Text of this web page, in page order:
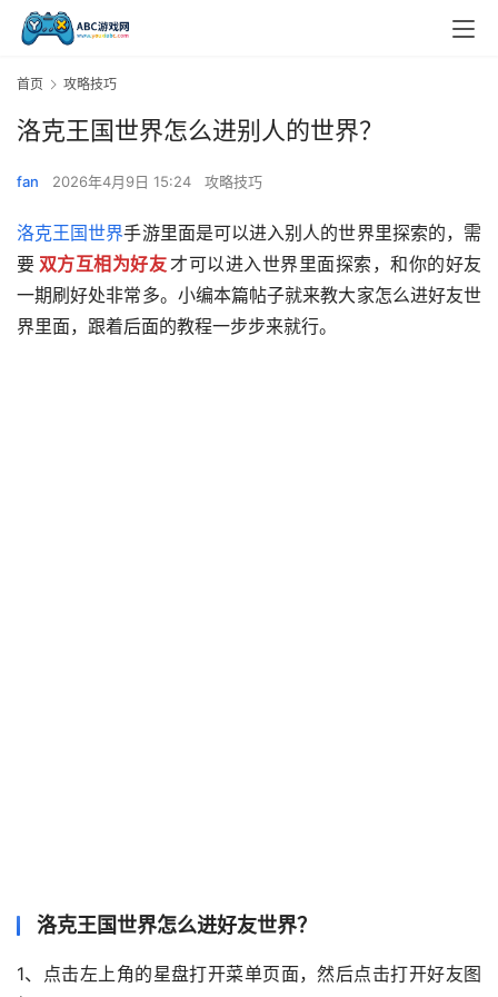
首页 攻略技巧
洛克王国世界怎么进别人的世界？
fan 2026年4月9日 15:24 攻略技巧
洛克王国世界手游里面是可以进入别人的世界里探索的，需
要 双方互相为好友才可以进入世界里面探索，和你的好友
一期刷好处非常多。小编本篇帖子就来教大家怎么进好友世
界里面，跟着后面的教程一步步来就行。
洛克王国世界怎么进好友世界？
1、点击左上角的星盘打开菜单页面，然后点击打开好友图